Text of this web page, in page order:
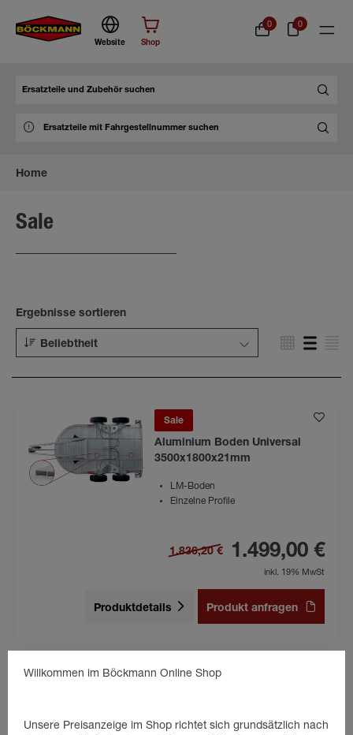
Website Shop
0 0
Home
Sale
Ergebnisse sortieren
Beliebtheit
Sale
Aluminium Boden Universal
3500x1800x21mm
LM-Boden
Einzelne Profile
1.836,20 € 1.499,00 €
inkl. 19% MwSt
Produktdetails Produkt anfragen
Willkommen im Böckmann Online Shop
Unsere Preisanzeige im Shop richtet sich grundsätzlich nach